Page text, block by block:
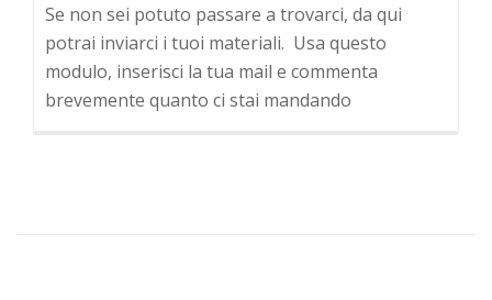
Se non sei potuto passare a trovarci, da qui
potrai inviarci i tuoi materiali. Usa questo
modulo, inserisci la tua mail e commenta
brevemente quanto ci stai mandando